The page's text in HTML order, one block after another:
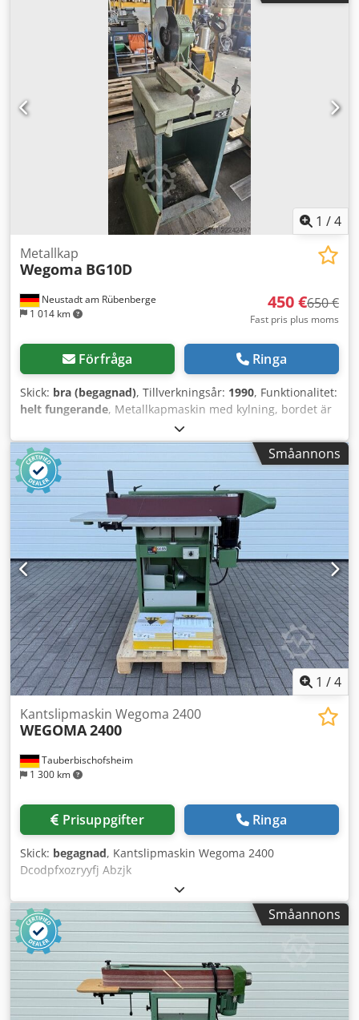
- Slipbandslängd [mm]: 3200 - Sugrörsdiameter [mm]: 120
- Transportbandshastighet [m/s]: 13 - Min. svängvinkel [°]:
0 - Max. svängvinkel [°]: 45 - Transportmått: 2060mm x
830mm x 1180mm (l x b x h) - Transportvikt [kg]: 566kg -
Transportenheter [st]: 1 Finansiell information
Mervärdesskatt: Det angivna priset är exklusive
mervärdesskatt Dcjdpfx Aoywlfyebzjk
Mervärdesskatt/marginalbeskattning: Mervärdesskatt är
avdragsgill för företagare Leverans och inbyte är när som
helst möjligt för all utrustning inom industrisektorn Yorick
1 /4
Neustadt am Rübenberge
1 014 km
Metallkap
Wegoma BG10D
450 €650 €
Fast pris plus moms
Förfråga Ringa
Skick: bra (begagnad), Tillverkningsår: 1990, Funktionalitet:
helt fungerande, Metallkapmaskin med kylning, bordet är
vinklingsbart. Sågklinga D=250mm. Djdpfx Abszh Hhbjzsck
Småannons
1 /4
Tauberbischofsheim
1 300 km
Kantslipmaskin Wegoma 2400
WEGOMA2400
Prisuppgifter Ringa
Skick: begagnad, Kantslipmaskin Wegoma 2400
Dcodpfxozryyfj Abzjk
Småannons